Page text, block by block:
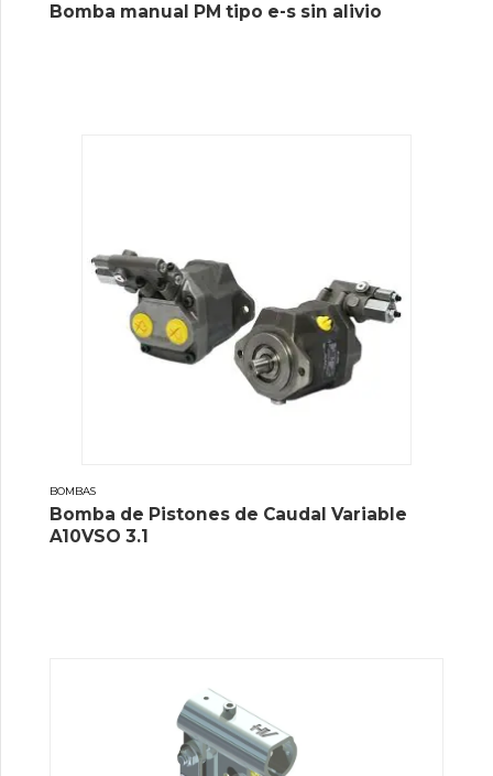
Bomba manual PM tipo e-s sin alivio
BOMBAS
Bomba de Pistones de Caudal Variable
A10VSO 3.1